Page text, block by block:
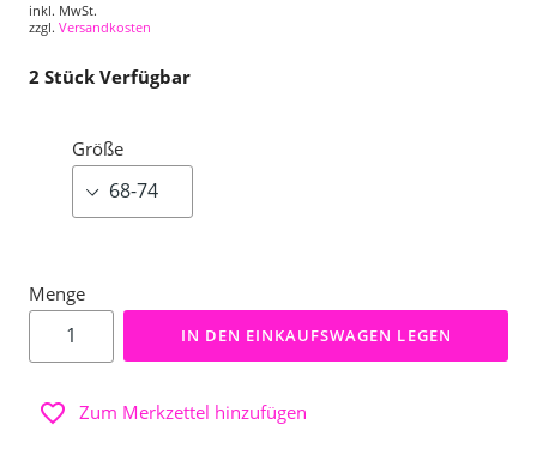
inkl. MwSt.
zzgl. Versandkosten
2 Stück Verfügbar
Größe
Menge
IN DEN EINKAUFSWAGEN LEGEN
Zum Merkzettel hinzufügen